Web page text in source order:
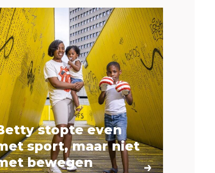
stopte even
sport, maar niet
bewegen